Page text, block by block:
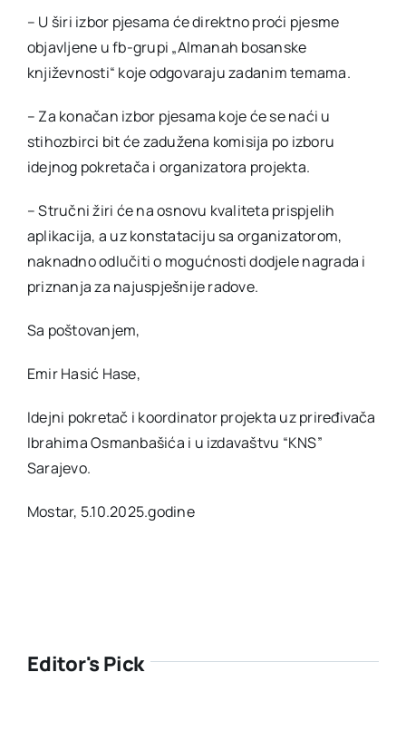
– U širi izbor pjesama će direktno proći pjesme
objavljene u fb-grupi „Almanah bosanske
književnosti“ koje odgovaraju zadanim temama.
– Za konačan izbor pjesama koje će se naći u
stihozbirci bit će zadužena komisija po izboru
idejnog pokretača i organizatora projekta.
– Stručni žiri će na osnovu kvaliteta prispjelih
aplikacija, a uz konstataciju sa organizatorom,
naknadno odlučiti o mogućnosti dodjele nagrada i
priznanja za najuspješnije radove.
Sa poštovanjem,
Emir Hasić Hase,
Idejni pokretač i koordinator projekta uz priređivača
Ibrahima Osmanbašića i u izdavaštvu “KNS”
Sarajevo.
Mostar, 5.10.2025.godine
Editor's Pick